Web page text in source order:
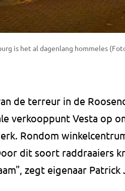
is het al dagenlang hommeles
de terreur in de
verkooppunt Vesta op
Rondom
dit soort raddraaiers
zegt eigenaar Patrick